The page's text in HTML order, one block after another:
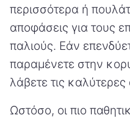
περισσότερα ή
αποφάσεις για τους
παλιούς. Εάν
παραμένετε στην
λάβετε τις
Ωστόσο, οι πιο